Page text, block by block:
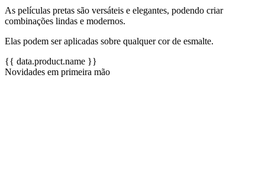
As películas pretas são versáteis e elegantes, podendo criar
combinações lindas e modernos.
Elas podem ser aplicadas sobre qualquer cor de esmalte.
{{ data.product.name }}
Novidades em primeira mão